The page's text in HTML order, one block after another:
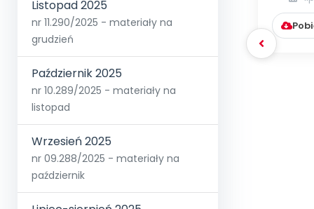
Listopad 2025
nr 11.290/2025 - materiały na
grudzień
Październik 2025
nr 10.289/2025 - materiały na
listopad
Wrzesień 2025
nr 09.288/2025 - materiały na
październik